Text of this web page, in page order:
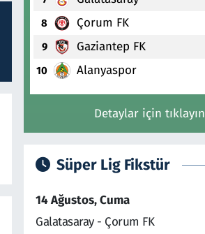
8 Çorum FK
9 Gaziantep FK
10 Alanyaspor
Detaylar için tıklayın
Süper Lig Fikstür
14 Ağustos, Cuma
Galatasaray - Çorum FK